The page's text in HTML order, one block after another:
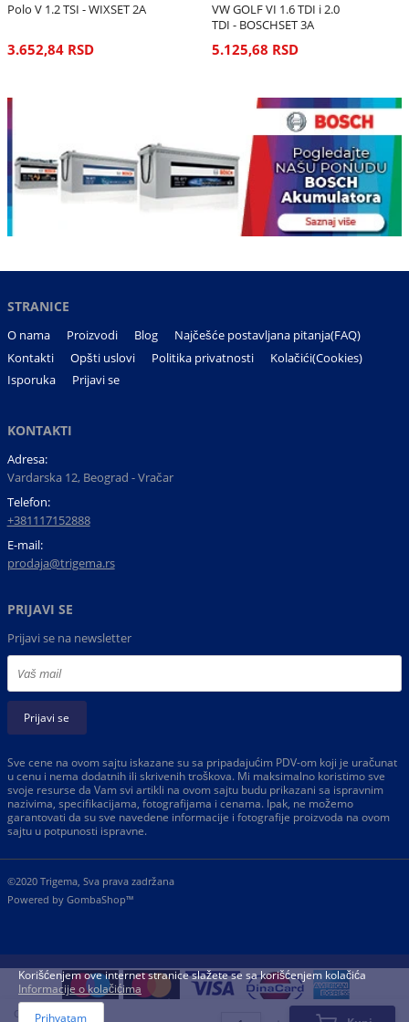
Polo V 1.2 TSI - WIXSET 2A
3.652,84 RSD
VW GOLF VI 1.6 TDI i 2.0
TDI - BOSCHSET 3A
5.125,68 RSD
STRANICE
O nama Proizvodi Blog
Najčešće postavljana pitanja(FAQ)
Kontakti
Opšti uslovi Politika privatnosti
Kolačići(Cookies)
Isporuka
Prijavi se
KONTAKTI
Adresa:
Vardarska 12, Beograd - Vračar
Telefon:
+381117152888
E-mail:
prodaja@trigema.rs
PRIJAVI SE
Prijavi se na newsletter
Prijavi se
Sve cene na ovom sajtu iskazane su sa pripadajućim PDV-om koji je uračunat
u cenu i nema dodatnih ili skrivenih troškova. Mi maksimalno koristimo sve
svoje resurse da Vam svi artikli na ovom sajtu budu prikazani sa ispravnim
nazivima, specifikacijama, fotografijama i cenama. Ipak, ne možemo
garantovati da su sve navedene informacije i fotografije proizvoda na ovom
sajtu u potpunosti ispravne.
©2020 Trigema, Sva prava zadržana
Powered by GombaShop™
Cena:
Korišćenjem ove internet stranice slažete se sa korišćenjem kolačića
Informacije o kolačićima
Prihvatam